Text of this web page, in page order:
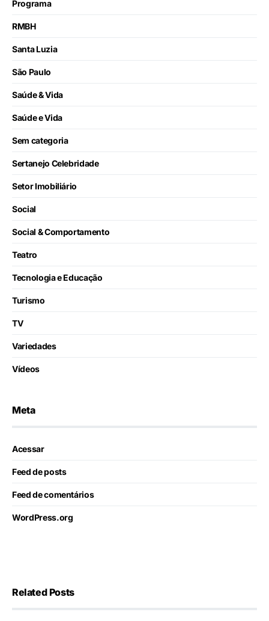
Programa
RMBH
Santa Luzia
São Paulo
Saúde & Vida
Saúde e Vida
Sem categoria
Sertanejo Celebridade
Setor Imobiliário
Social
Social & Comportamento
Teatro
Tecnologia e Educação
Turismo
TV
Variedades
Vídeos
Meta
Acessar
Feed de posts
Feed de comentários
WordPress.org
Related Posts